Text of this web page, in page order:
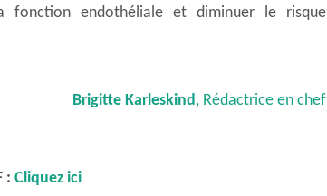
fonction endothéliale et diminuer le risque
Brigitte Karleskind, Rédactrice en chef
: Cliquez ici